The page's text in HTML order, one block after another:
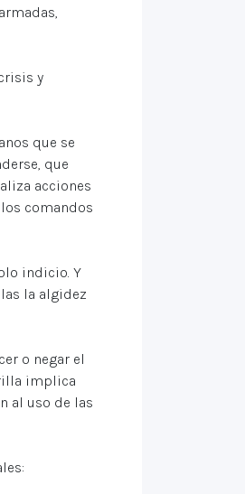
y
que se
que
acciones
comandos
indicio. Y
la algidez
o negar el
implica
al uso de las